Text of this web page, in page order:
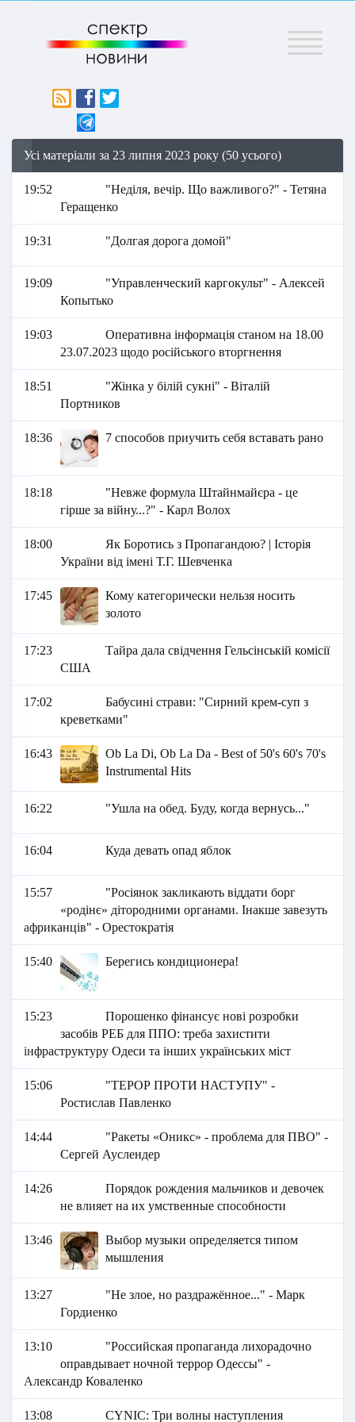
Меню
Усі матеріали за 23 липня 2023 року (50 усього)
19:52
"Неділя, вечір. Що важливого?" - Тетяна
Геращенко
19:31 "Долгая дорога домой"
19:09
"Управленческий каргокульт" - Алексей
Копытько
19:03
Оперативна інформація станом на 18.00
23.07.2023 щодо російського вторгнення
18:51
"Жінка у білій сукні" - Віталій
Портников
18:36 7 способов приучить себя вставать рано
18:18
"Невже формула Штайнмайєра - це
гірше за війну...?" - Карл Волох
18:00
Як Боротись з Пропагандою? | Історія
України від імені Т.Г. Шевченка
17:45
Кому категорически нельзя носить
золото
17:23
Тайра дала свідчення Гельсінській комісії
США
17:02
Бабусині страви: "Сирний крем-суп з
креветками"
16:43
Ob La Di, Ob La Da - Best of 50's 60's 70's
Instrumental Hits
16:22 "Ушла на обед. Буду, когда вернусь..."
16:04 Куда девать опад яблок
15:57
"Росіянок закликають віддати борг
«родінє» дітородними органами. Інакше завезуть
африканців" - Орестократія
15:40 Берегись кондиционера!
15:23
Порошенко фінансує нові розробки
засобів РЕБ для ППО: треба захистити
інфраструктуру Одеси та інших українських міст
15:06
"ТЕРОР ПРОТИ НАСТУПУ" -
Ростислав Павленко
14:44
"Ракеты «Оникс» - проблема для ПВО" -
Сергей Ауслендер
14:26
Порядок рождения мальчиков и девочек
не влияет на их умственные способности
13:46
Выбор музыки определяется типом
мышления
13:27
"Не злое, но раздражённое..." - Марк
Гордиенко
13:10
"Российская пропаганда лихорадочно
оправдывает ночной террор Одессы" -
Александр Коваленко
13:08 СYNIC: Три волны наступления